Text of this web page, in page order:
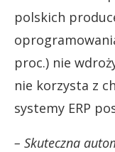
polskich
proc.) nie
nie korzysta z
systemy ERP
– Skuteczna